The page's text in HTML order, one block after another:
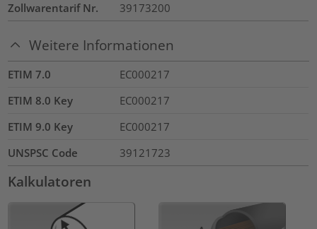
Zollwarentarif Nr. 39173200
Weitere Informationen
ETIM 7.0
EC000217
ETIM 8.0 Key
EC000217
ETIM 9.0 Key
EC000217
UNSPSC Code
39121723
Kalkulatoren